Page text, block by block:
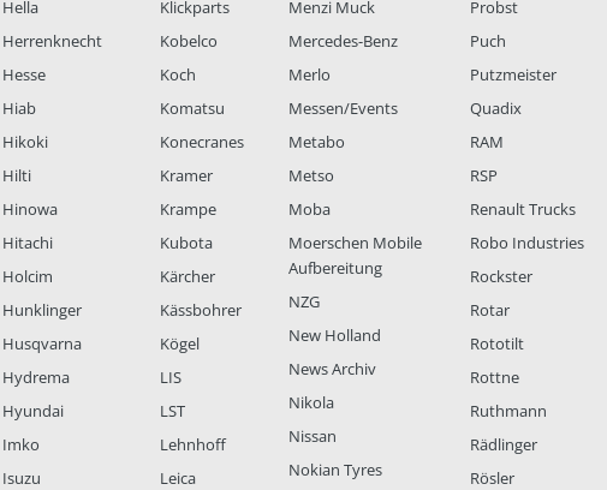
Hella
Herrenknecht
Hesse
Hiab
Hikoki
Hilti
Hinowa
Hitachi
Holcim
Hunklinger
Husqvarna
Hydrema
Hyundai
Imko
Isuzu
Klickparts
Kobelco
Koch
Komatsu
Konecranes
Kramer
Krampe
Kubota
Kärcher
Kässbohrer
Kögel
LIS
LST
Lehnhoff
Leica
Menzi Muck
Mercedes-Benz
Merlo
Messen/Events
Metabo
Metso
Moba
Moerschen Mobile
Aufbereitung
NZG
New Holland
News Archiv
Nikola
Nissan
Nokian Tyres
Probst
Puch
Putzmeister
Quadix
RAM
RSP
Renault Trucks
Robo Industries
Rockster
Rotar
Rototilt
Rottne
Ruthmann
Rädlinger
Rösler